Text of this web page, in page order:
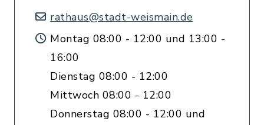
rathaus@stadt-weismain.de
Montag 08:00 - 12:00 und 13:00 -
16:00
Dienstag 08:00 - 12:00
Mittwoch 08:00 - 12:00
Donnerstag 08:00 - 12:00 und